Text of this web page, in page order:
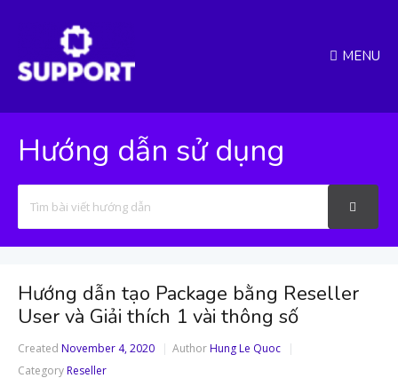
MENU
Hướng dẫn sử dụng
For
Hướng dẫn tạo Package bằng Reseller
User và Giải thích 1 vài thông số
Created November 4, 2020 AuthorHung Le Quoc
CategoryReseller